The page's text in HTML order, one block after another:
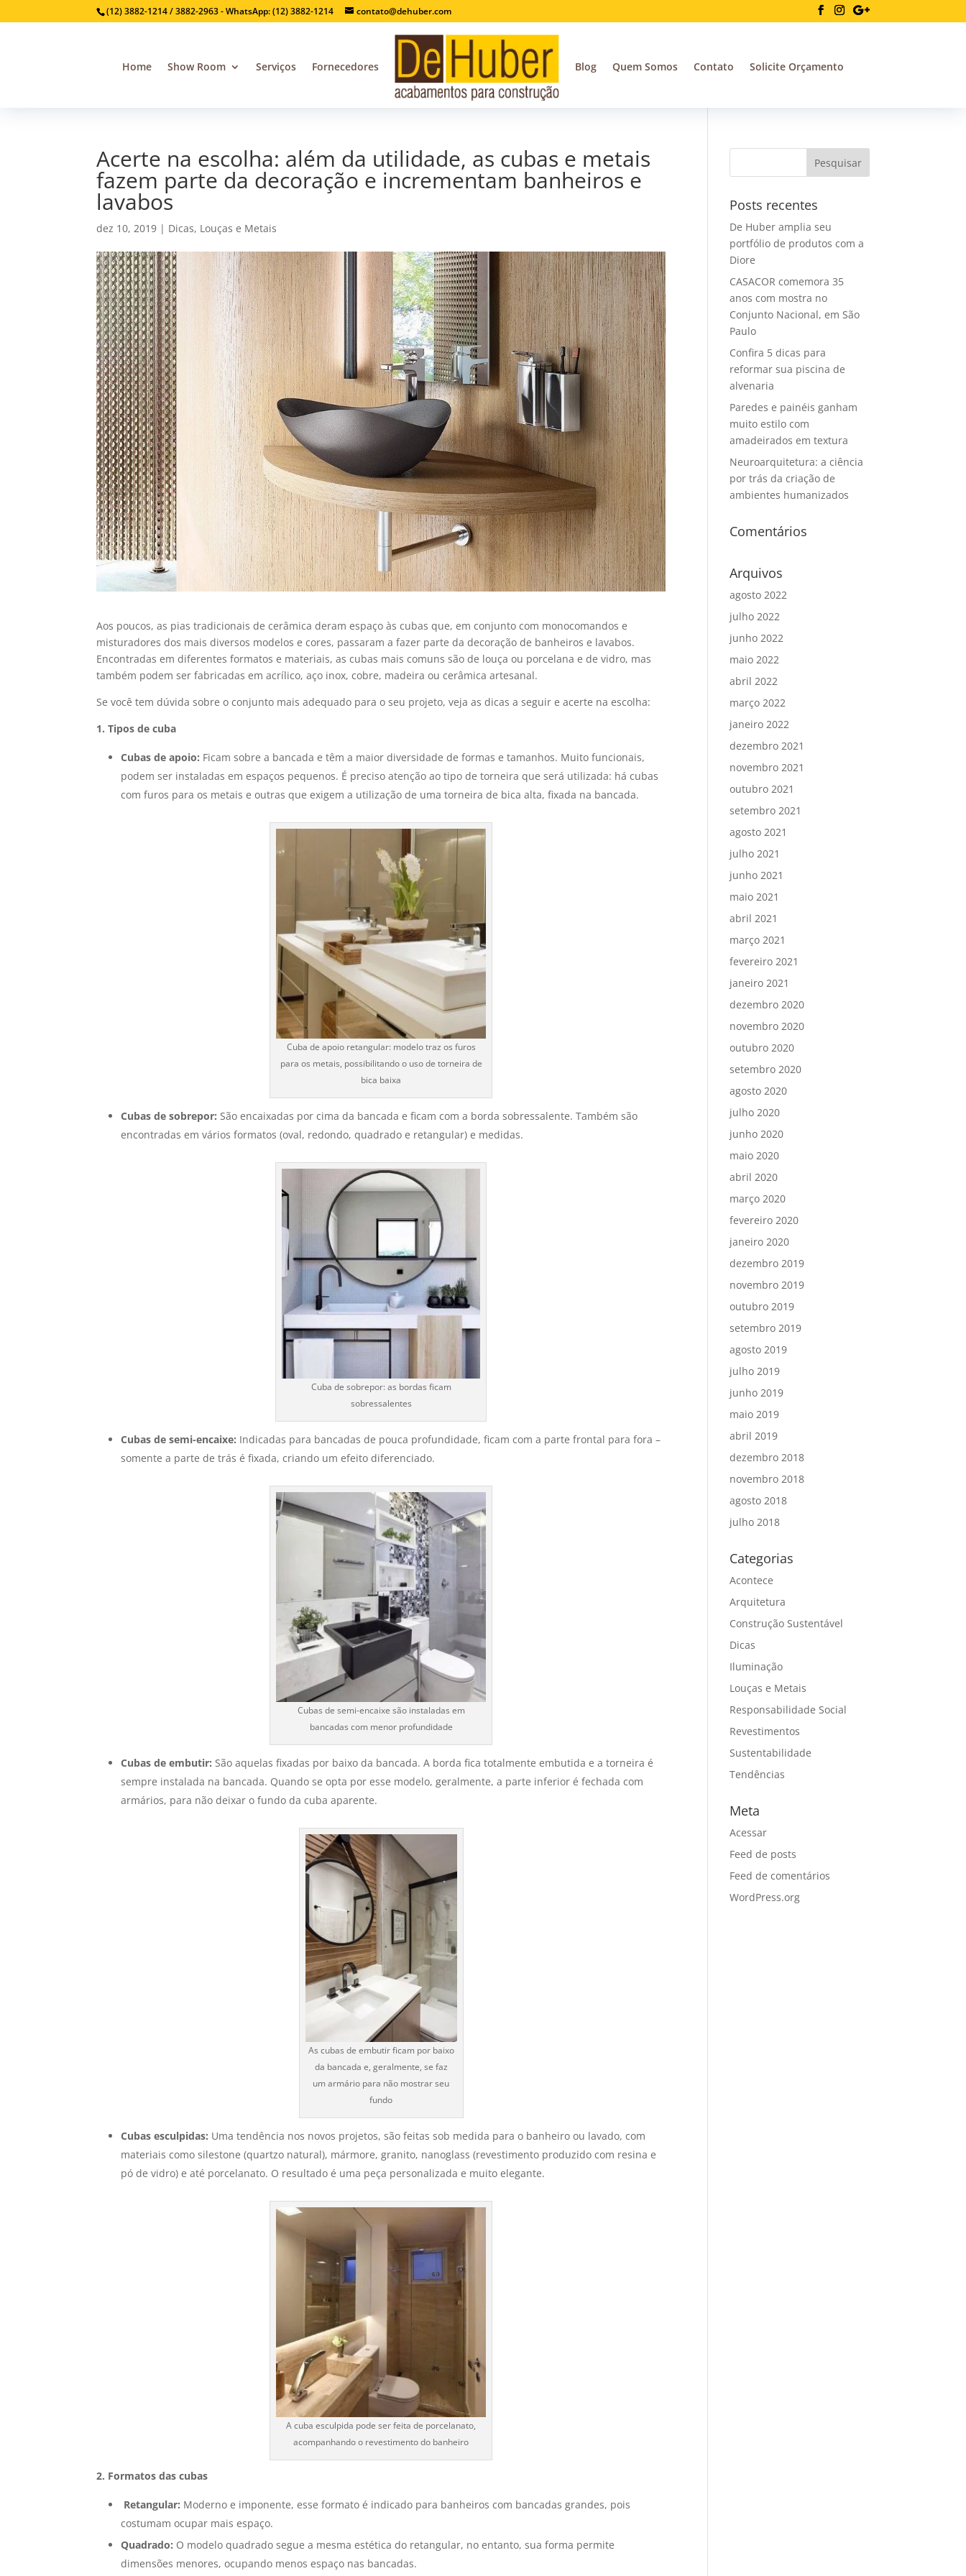
(12) 3882-1214 / 3882-2963 - WhatsApp: (12) 3882-1214 contato@dehuber.com
Home Show Room Serviços Fornecedores Blog Quem Somos Contato Solicite Orçamento
Acerte na escolha: além da utilidade, as cubas e metais
fazem parte da decoração e incrementam banheiros e
lavabos
dez 10, 2019 | Dicas, Louças e Metais
Aos poucos, as pias tradicionais de cerâmica deram espaço às cubas que, em conjunto com monocomandos e
misturadores dos mais diversos modelos e cores, passaram a fazer parte da decoração de banheiros e lavabos.
Encontradas em diferentes formatos e materiais, as cubas mais comuns são de louça ou porcelana e de vidro, mas
também podem ser fabricadas em acrílico, aço inox, cobre, madeira ou cerâmica artesanal.
Se você tem dúvida sobre o conjunto mais adequado para o seu projeto, veja as dicas a seguir e acerte na escolha:
1. Tipos de cuba
Cubas de apoio: Ficam sobre a bancada e têm a maior diversidade de formas e tamanhos. Muito funcionais,
podem ser instaladas em espaços pequenos. É preciso atenção ao tipo de torneira que será utilizada: há cubas
com furos para os metais e outras que exigem a utilização de uma torneira de bica alta, fixada na bancada.
Cuba de apoio retangular: modelo traz os furos
para os metais, possibilitando o uso de torneira de
bica baixa
Cubas de sobrepor:São encaixadas por cima da bancada e ficam com a borda sobressalente. Também são
encontradas em vários formatos (oval, redondo, quadrado e retangular) e medidas.
Cuba de sobrepor: as bordas ficam
sobressalentes
Cubas de semi-encaixe: Indicadas para bancadas de pouca profundidade, ficam com a parte frontal para fora –
somente a parte de trás é fixada, criando um efeito diferenciado.
Cubas de semi-encaixe são instaladas em
bancadas com menor profundidade
Cubas de embutir:São aquelas fixadas por baixo da bancada. A borda fica totalmente embutida e a torneira é
sempre instalada na bancada. Quando se opta por esse modelo, geralmente, a parte inferior é fechada com
armários, para não deixar o fundo da cuba aparente.
As cubas de embutir ficam por baixo
da bancada e, geralmente, se faz
um armário para não mostrar seu
fundo
Cubas esculpidas: Uma tendência nos novos projetos, são feitas sob medida para o banheiro ou lavado, com
materiais como silestone (quartzo natural), mármore, granito, nanoglass (revestimento produzido com resina e
pó de vidro) e até porcelanato. O resultado é uma peça personalizada e muito elegante.
A cuba esculpida pode ser feita de porcelanato,
acompanhando o revestimento do banheiro
2. Formatos das cubas
Retangular: Moderno e imponente, esse formato é indicado para banheiros com bancadas grandes, pois
costumam ocupar mais espaço.
Quadrado: O modelo quadrado segue a mesma estética do retangular, no entanto, sua forma permite
dimensões menores, ocupando menos espaço nas bancadas.
Posts recentes
De Huber amplia seu
portfólio de produtos com a
Diore
CASACOR comemora 35
anos com mostra no
Conjunto Nacional, em São
Paulo
Confira 5 dicas para
reformar sua piscina de
alvenaria
Paredes e painéis ganham
muito estilo com
amadeirados em textura
Neuroarquitetura: a ciência
por trás da criação de
ambientes humanizados
Comentários
Arquivos
agosto 2022
julho 2022
junho 2022
maio 2022
abril 2022
março 2022
janeiro 2022
dezembro 2021
novembro 2021
outubro 2021
setembro 2021
agosto 2021
julho 2021
junho 2021
maio 2021
abril 2021
março 2021
fevereiro 2021
janeiro 2021
dezembro 2020
novembro 2020
outubro 2020
setembro 2020
agosto 2020
julho 2020
junho 2020
maio 2020
abril 2020
março 2020
fevereiro 2020
janeiro 2020
dezembro 2019
novembro 2019
outubro 2019
setembro 2019
agosto 2019
julho 2019
junho 2019
maio 2019
abril 2019
dezembro 2018
novembro 2018
agosto 2018
julho 2018
Categorias
Acontece
Arquitetura
Construção Sustentável
Dicas
Iluminação
Louças e Metais
Responsabilidade Social
Revestimentos
Sustentabilidade
Tendências
Meta
Acessar
Feed de posts
Feed de comentários
WordPress.org